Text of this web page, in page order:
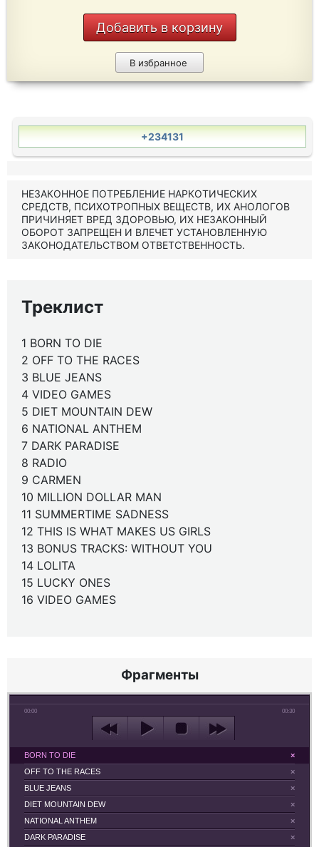
Добавить в корзину
В избранное
+234131
НЕЗАКОННОЕ ПОТРЕБЛЕНИЕ НАРКОТИЧЕСКИХ
СРЕДСТВ, ПСИХОТРОПНЫХ ВЕЩЕСТВ, ИХ АНОЛОГОВ
ПРИЧИНЯЕТ ВРЕД ЗДОРОВЬЮ, ИХ НЕЗАКОННЫЙ
ОБОРОТ ЗАПРЕЩЕН И ВЛЕЧЕТ УСТАНОВЛЕННУЮ
ЗАКОНОДАТЕЛЬСТВОМ ОТВЕТСТВЕННОСТЬ.
Треклист
1 BORN TO DIE
2 OFF TO THE RACES
3 BLUE JEANS
4 VIDEO GAMES
5 DIET MOUNTAIN DEW
6 NATIONAL ANTHEM
7 DARK PARADISE
8 RADIO
9 CARMEN
10 MILLION DOLLAR MAN
11 SUMMERTIME SADNESS
12 THIS IS WHAT MAKES US GIRLS
13 BONUS TRACKS: WITHOUT YOU
14 LOLITA
15 LUCKY ONES
16 VIDEO GAMES
Фрагменты
00:00 00:30
×
BORN TO DIE
×
OFF TO THE RACES
×
BLUE JEANS
×
DIET MOUNTAIN DEW
×
NATIONAL ANTHEM
×
DARK PARADISE